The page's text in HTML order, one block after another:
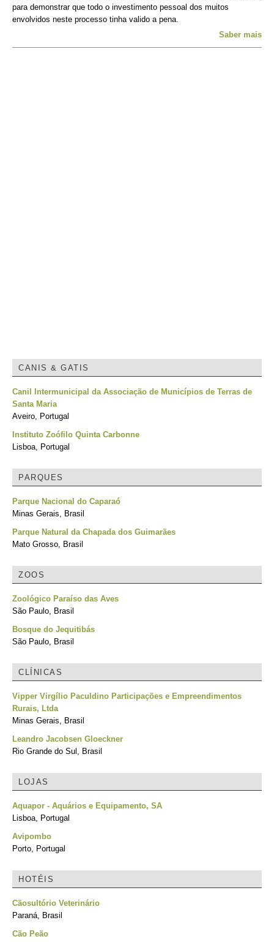
para demonstrar que todo o investimento pessoal dos muitos
envolvidos neste processo tinha valido a pena.
Saber mais
CANIS & GATIS
Canil Intermunicipal da Associação de Municípios de Terras de
Santa Maria
Aveiro, Portugal
Instituto Zoófilo Quinta Carbonne
Lisboa, Portugal
PARQUES
Parque Nacional do Caparaó
Minas Gerais, Brasil
Parque Natural da Chapada dos Guimarães
Mato Grosso, Brasil
ZOOS
Zoológico Paraíso das Aves
São Paulo, Brasil
Bosque do Jequitibás
São Paulo, Brasil
CLÍNICAS
Vipper Virgílio Paculdino Participações e Empreendimentos
Rurais, Ltda
Minas Gerais, Brasil
Leandro Jacobsen Gloeckner
Rio Grande do Sul, Brasil
LOJAS
Aquapor - Aquários e Equipamento, SA
Lisboa, Portugal
Avipombo
Porto, Portugal
HOTÉIS
Cãosultório Veterinário
Paraná, Brasil
Cão Peão